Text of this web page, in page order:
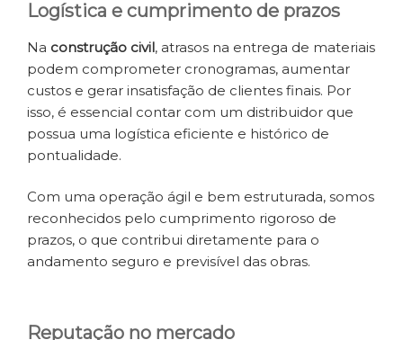
Logística e cumprimento de prazos
Na construção civil, atrasos na entrega de materiais
podem comprometer cronogramas, aumentar
custos e gerar insatisfação de clientes finais. Por
isso, é essencial contar com um distribuidor que
possua uma logística eficiente e histórico de
pontualidade.
Com uma operação ágil e bem estruturada, somos
reconhecidos pelo cumprimento rigoroso de
prazos, o que contribui diretamente para o
andamento seguro e previsível das obras.
Reputação no mercado